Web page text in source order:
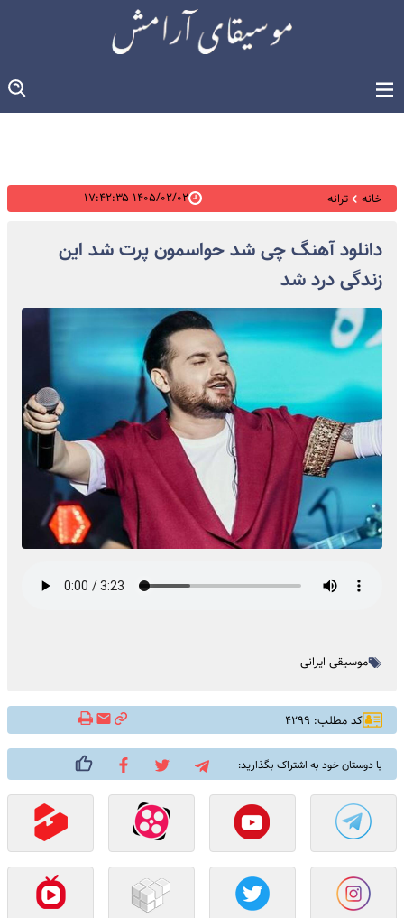
خانه ترانه ۱۴۰۵/۰۲/۰۲ ۱۷:۴۲:۳۵
دانلود آهنگ چی شد حواسمون پرت شد این
زندگی درد شد
موسیقی ایرانی
کد مطلب: ۴۲۹۹
با دوستان خود به اشتراک بگذارید: